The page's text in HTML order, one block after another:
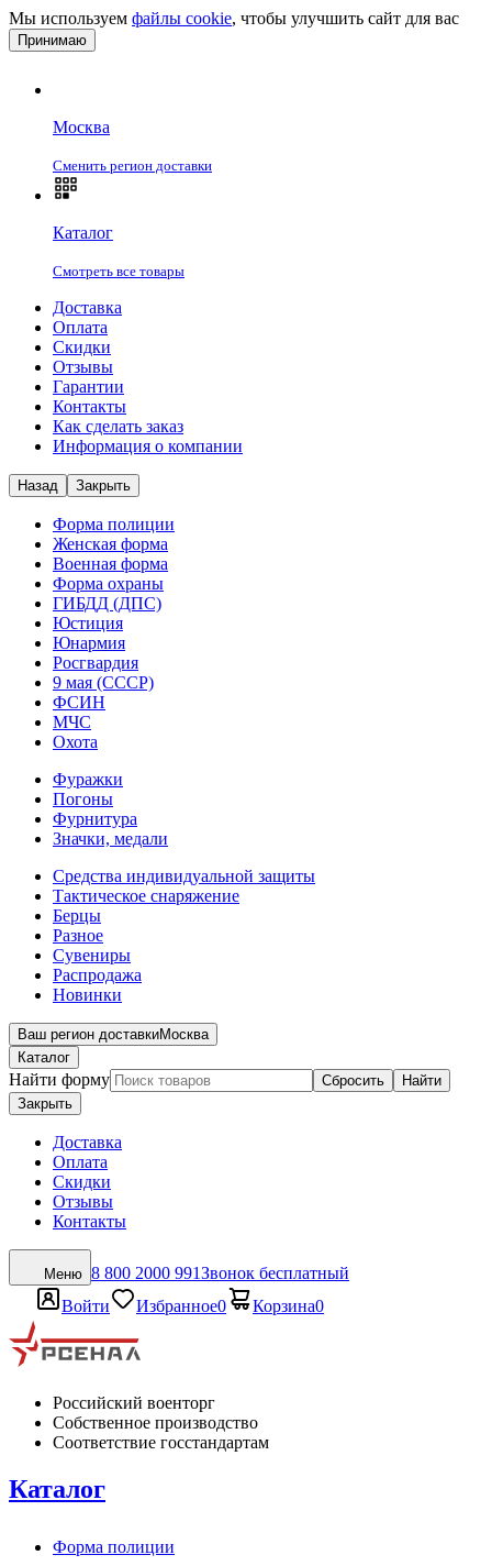
Мы используем файлы cookie, чтобы улучшить сайт для вас
Принимаю
Москва
Сменить регион доставки
Каталог
Смотреть все товары
Доставка
Оплата
Скидки
Отзывы
Гарантии
Контакты
Как сделать заказ
Информация о компании
Назад Закрыть
Форма полиции
Женская форма
Военная форма
Форма охраны
ГИБДД (ДПС)
Юстиция
Юнармия
Росгвардия
9 мая (СССР)
ФСИН
МЧС
Охота
Фуражки
Погоны
Фурнитура
Значки, медали
Средства индивидуальной защиты
Тактическое снаряжение
Берцы
Разное
Сувениры
Распродажа
Новинки
Ваш регион доставкиМосква
Каталог
Найти форму Сбросить
Найти
Закрыть
Доставка
Оплата
Скидки
Отзывы
Контакты
Меню 8 800 2000 991Звонок бесплатный
Войти
Избранное0 Корзина0
Российский военторг
Собственное производство
Соответствие госстандартам
Каталог
Форма полиции